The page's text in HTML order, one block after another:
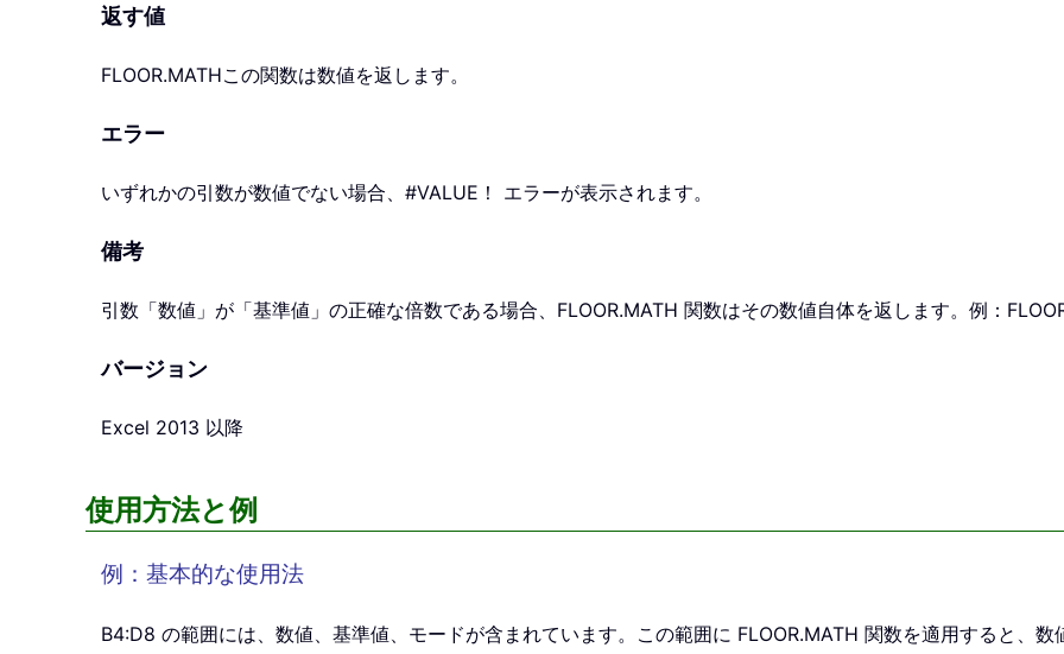
返す値
FLOOR.MATHこの関数は数値を返します。
エラー
いずれかの引数が数値でない場合、#VALUE！ エラーが表示されます。
備考
引数「数値」が「基準値」の正確な倍数である場合、FLOOR.MATH 関数はその数値自体を返します。例：
バージョン
Excel 2013 以降
使用方法と例
例：基本的な使用法
B4:D8 の範囲には、数値、基準値、モードが含まれています。この範囲に FLOOR.MATH 関数を適用すると、